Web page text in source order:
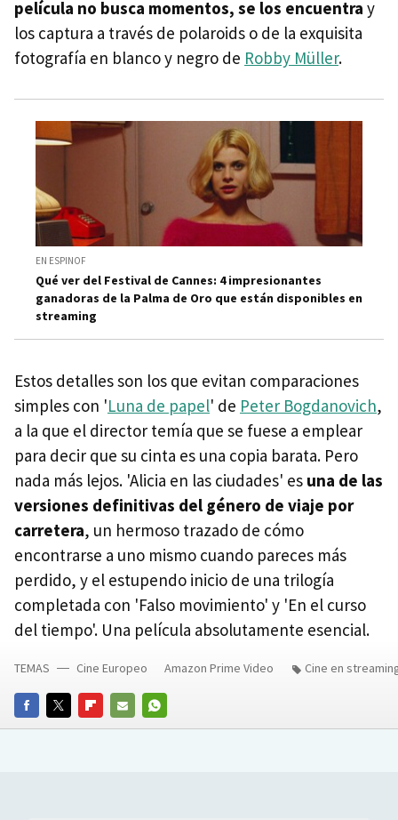
película no busca momentos, se los encuentra y
los captura a través de polaroids o de la exquisita
fotografía en blanco y negro de Robby Müller.
EN ESPINOF
Qué ver del Festival de Cannes: 4 impresionantes
ganadoras de la Palma de Oro que están disponibles en
streaming
Estos detalles son los que evitan comparaciones
simples con 'Luna de papel' de Peter Bogdanovich,
a la que el director temía que se fuese a emplear
para decir que su cinta es una copia barata. Pero
nada más lejos. 'Alicia en las ciudades' es una de las
versiones definitivas del género de viaje por
carretera, un hermoso trazado de cómo
encontrarse a uno mismo cuando pareces más
perdido, y el estupendo inicio de una trilogía
completada con 'Falso movimiento' y 'En el curso
del tiempo'. Una película absolutamente esencial.
FACEBOOKTWITTERFLIPBOARD
E-
WHATSAPP
TEMAS Cine Europeo Amazon Prime Video Cine en